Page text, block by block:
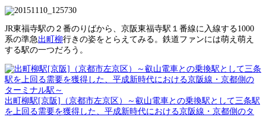
JR東福寺駅の２番のりばから、京阪東福寺駅１番線に入線する1000
系の準急出町柳行きの姿をとらえてみる。鉄道ファンには萌え萌え
する駅の一つだろう。
出町柳駅[京阪]（京都市左京区）～叡山電車との乗換駅として三条駅
を上回る需要を獲得した、平成新時代における京阪線・京都側のタ